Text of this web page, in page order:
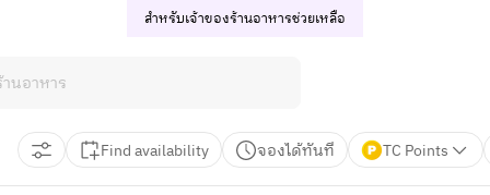
สำหรับเจ้าของร้านอาหารช่วยเหลือ
Find availability จองได้ทันที TC Points